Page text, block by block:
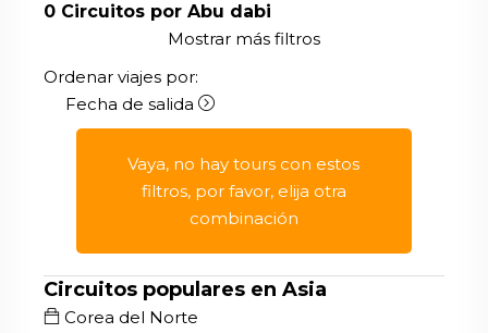
0 Circuitos por Abu dabi
Mostrar más filtros
Ordenar viajes por:
Fecha de salida
Vaya, no hay tours con estos
filtros, por favor, elija otra
combinación
Circuitos populares en Asia
Corea del Norte